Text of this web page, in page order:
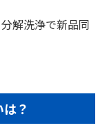
解洗浄で新品同
？